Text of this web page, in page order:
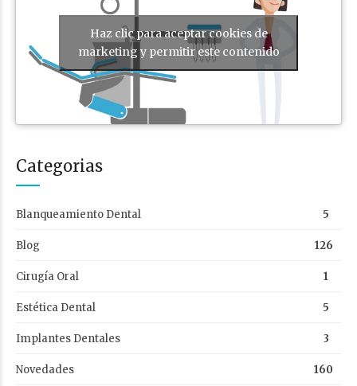
Haz clic para aceptar cookies de
marketing y permitir este contenido
Categorias
Blanqueamiento Dental 5
Blog 126
Cirugía Oral 1
Estética Dental 5
Implantes Dentales 3
Novedades 160